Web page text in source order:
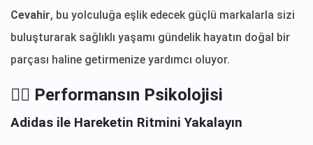
Cevahir, bu yolculuğa eşlik edecek güçlü markalarla sizi
buluşturarak sağlıklı yaşamı gündelik hayatın doğal bir
parçası haline getirmenize yardımcı oluyor.
🏃‍♂️ Performansın Psikolojisi
Adidas ile Hareketin Ritmini Yakalayın